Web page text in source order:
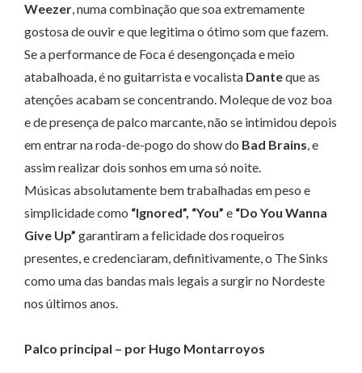
Weezer, numa combinação que soa extremamente
gostosa de ouvir e que legitima o ótimo som que fazem.
Se a performance de Foca é desengonçada e meio
atabalhoada, é no guitarrista e vocalista Danteque as
atenções acabam se concentrando. Moleque de voz boa
e de presença de palco marcante, não se intimidou depois
em entrar na roda-de-pogo do show do Bad Brains, e
assim realizar dois sonhos em uma só noite.
Músicas absolutamente bem trabalhadas em peso e
simplicidade como “Ignored”, “You” e “Do You Wanna
Give Up” garantiram a felicidade dos roqueiros
presentes, e credenciaram, definitivamente, o The Sinks
como uma das bandas mais legais a surgir no Nordeste
nos últimos anos.
Palco principal – por Hugo Montarroyos